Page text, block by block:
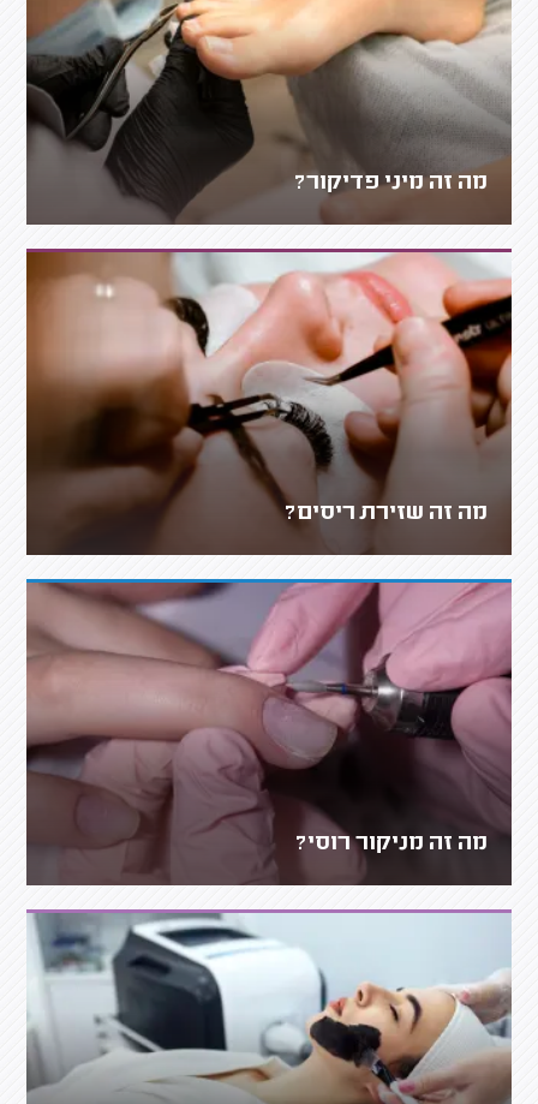
מה זה מיני פדיקור?
מה זה שזירת ריסים?
מה זה מניקור רוסי?